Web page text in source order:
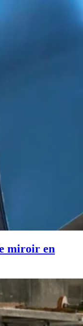
miroir en